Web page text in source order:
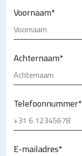
Voornaam*
Achternaam*
Telefoonnummer*
E-mailadres*